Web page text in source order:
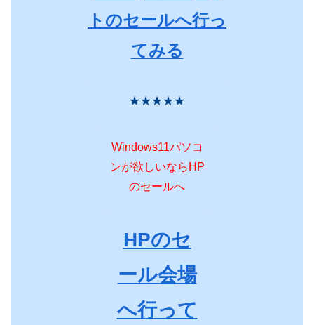
トのセールへ行っ
てみる
★★★★★
Windows11パソコ
ンが欲しいならHP
のセールへ
HPのセ
ール会場
へ行って